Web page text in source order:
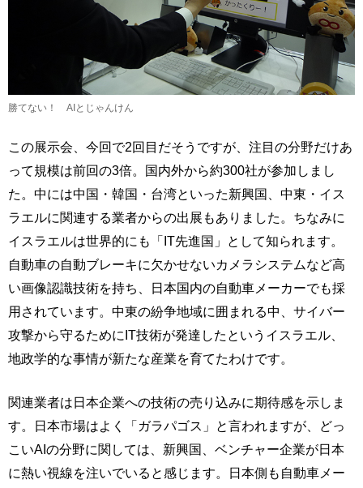
勝てない！ AIとじゃんけん
この展示会、今回で2回目だそうですが、注目の分野だけあ
って規模は前回の3倍。国内外から約300社が参加しまし
た。中には中国・韓国・台湾といった新興国、中東・イス
ラエルに関連する業者からの出展もありました。ちなみに
イスラエルは世界的にも「IT先進国」として知られます。
自動車の自動ブレーキに欠かせないカメラシステムなど高
い画像認識技術を持ち、日本国内の自動車メーカーでも採
用されています。中東の紛争地域に囲まれる中、サイバー
攻撃から守るためにIT技術が発達したというイスラエル、
地政学的な事情が新たな産業を育てたわけです。
関連業者は日本企業への技術の売り込みに期待感を示しま
す。日本市場はよく「ガラパゴス」と言われますが、どっ
こいAIの分野に関しては、新興国、ベンチャー企業が日本
に熱い視線を注いでいると感じます。日本側も自動車メー